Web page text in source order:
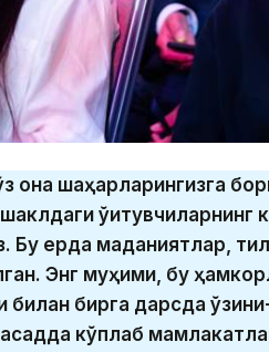
она шаҳарларингизга
ўқитувчиларнинг
Бу ерда маданиятлар,
Энг муҳими, бу
билан бирга дарсда
кўплаб